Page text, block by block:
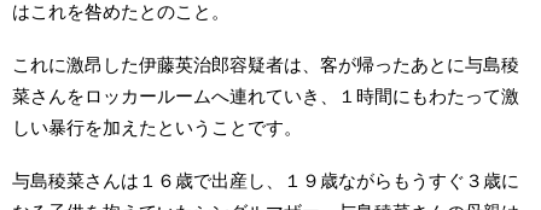
はこれを咎めたとのこと。
これに激昂した伊藤英治郎容疑者は、客が帰ったあとに与島稜
菜さんをロッカールームへ連れていき、１時間にもわたって激
しい暴行を加えたということです。
与島稜菜さんは１６歳で出産し、１９歳ながらもうすぐ３歳に